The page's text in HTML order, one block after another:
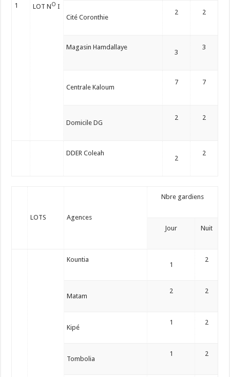
1 LOT NOI
Cité Coronthie
2 2
Magasin Hamdallaye
3
3
Centrale Kaloum
7 7
Domicile DG
2 2
DDER Coleah
2
2
LOTS Agences
Nbre gardiens
Jour Nuit
Kountia
1
2
Matam
2 2
Kipé
1 2
Tombolia
1 2